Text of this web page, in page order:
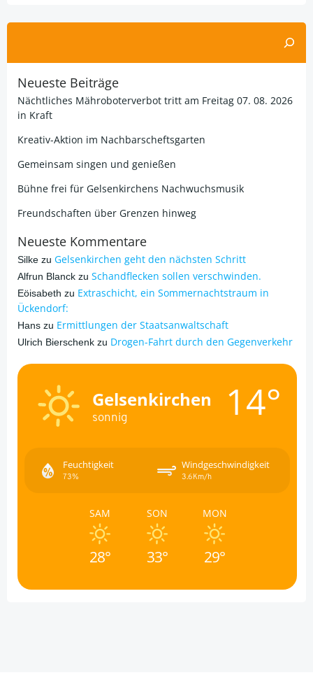
Neueste Beiträge
Nächtliches Mähroboterverbot tritt am Freitag 07. 08. 2026
in Kraft
Kreativ-Aktion im Nachbarscheftsgarten
Gemeinsam singen und genießen
Bühne frei für Gelsenkirchens Nachwuchsmusik
Freundschaften über Grenzen hinweg
Neueste Kommentare
Silke zu Gelsenkirchen geht den nächsten Schritt
Alfrun Blanck zu Schandflecken sollen verschwinden.
Eöisabeth zu Extraschicht, ein Sommernachtstraum in
Ückendorf:
Hans zu Ermittlungen der Staatsanwaltschaft
Ulrich Bierschenk zu Drogen-Fahrt durch den Gegenverkehr
Gelsenkirchen
sonnig 14°
Feuchtigkeit
73%
Windgeschwindigkeit
3.6Km/h
SAM
28°
SON
33°
MON
29°